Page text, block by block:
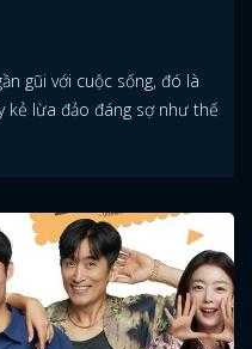
gũi với cuộc sống, đó là
kẻ lừa đảo đáng sợ như thế